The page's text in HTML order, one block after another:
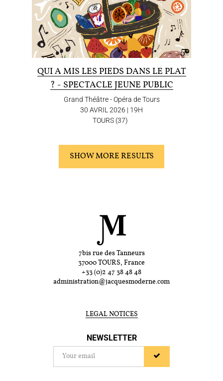
QUI A MIS LES PIEDS DANS LE PLAT
? - SPECTACLE JEUNE PUBLIC
Grand Théâtre - Opéra de Tours
30 AVRIL 2026 | 19H
TOURS (37)
SHOW MORE RESULTS
7bis rue des Tanneurs
37000 TOURS, France
+33 (0)2 47 38 48 48
administration@jacquesmoderne.com
LEGAL NOTICES
NEWSLETTER